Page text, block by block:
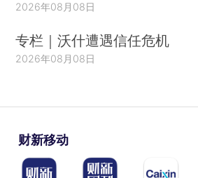
2026年08月08日
专栏｜沃什遭遇信任危机
2026年08月08日
财新移动